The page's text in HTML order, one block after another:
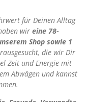
für Deinen Alltag
wir eine 78-
Shop sowie 1
die wir Dir
Zeit und Energie mit
Abwägen und kannst